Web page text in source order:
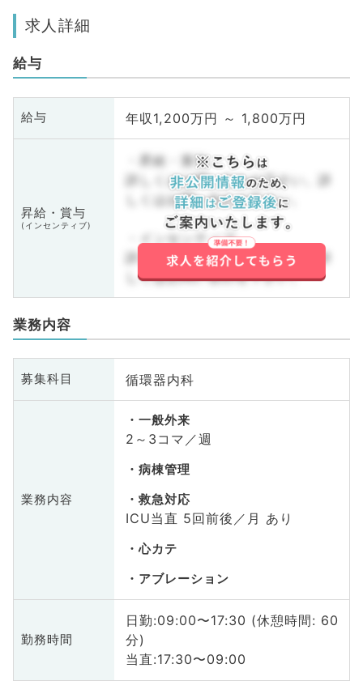
求人詳細
給与
給与 年収1,200万円 ～ 1,800万円
昇給・賞与
(インセンティブ)
・昇給・賞与
詳しくはお問い合わせ下さい。詳
しくはお問い合わせ下さい。
・インセンティブ
詳しくはお問い合わせ下さい。詳
しくはお問い合わせ下さい。
業務内容
募集科目 循環器内科
業務内容
一般外来
2～3コマ／週
病棟管理
救急対応
ICU当直 5回前後／月 あり
心カテ
アブレーション
勤務時間
日勤:09:00〜17:30 (休憩時間: 60
分)
当直:17:30〜09:00